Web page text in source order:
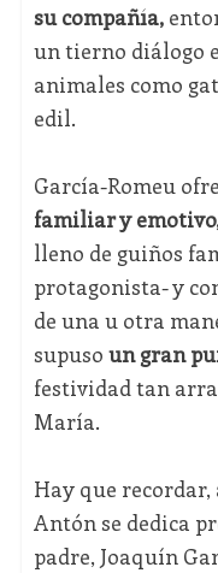
su compañía,
un tierno diálogo
animales como
edil.
García-Romeu
familiar y
lleno de guiños
protagonista- y
de una u otra
supuso un gran
festividad tan
María.
Hay que recordar,
Antón se dedica
padre, Joaquín